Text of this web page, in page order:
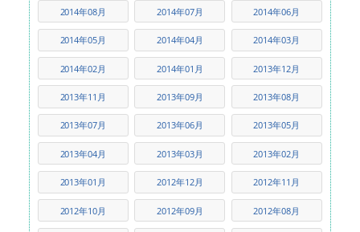
2014年08月 2014年07月 2014年06月
2014年05月 2014年04月 2014年03月
2014年02月 2014年01月 2013年12月
2013年11月 2013年09月 2013年08月
2013年07月 2013年06月 2013年05月
2013年04月 2013年03月 2013年02月
2013年01月 2012年12月 2012年11月
2012年10月 2012年09月 2012年08月